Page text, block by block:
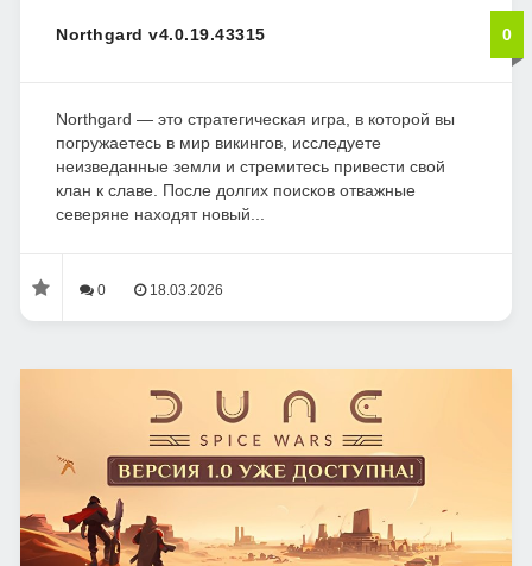
Northgard v4.0.19.43315 0
Northgard — это стратегическая игра, в которой вы
погружаетесь в мир викингов, исследуете
неизведанные земли и стремитесь привести свой
клан к славе. После долгих поисков отважные
северяне находят новый...
0 18.03.2026